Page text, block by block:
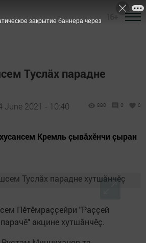
Туслӑх парадне
June 2021 - 10:40 880 0 0
Кремль ҫывӑхӗнчи ҫыран
Пӗтӗмраҫҫейри "Раҫҫей
акцине хутшӑнчӗҫ.
закрытие баннера через